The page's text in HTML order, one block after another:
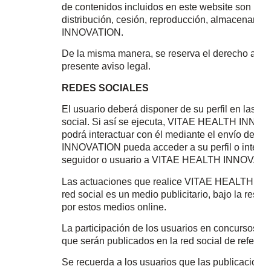
de contenidos incluidos en este website
distribución, cesión, reproducción,
INNOVATION.
De la misma manera, se reserva el
presente aviso legal.
REDES SOCIALES
El usuario deberá disponer de su perfil en
social. Si así se ejecuta, VITAE HEALTH
podrá interactuar con él mediante el envío
INNOVATION pueda acceder a su perfil o
seguidor o usuario a VITAE HEALTH
Las actuaciones que realice VITAE
red social es un medio publicitario, bajo la
por estos medios online.
La participación de los usuarios en
que serán publicados en la red social de
Se recuerda a los usuarios que las